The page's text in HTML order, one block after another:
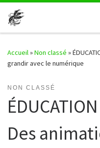
Passer au contenu
Accueil»Non classé »
grandir avec le numérique
NON CLASSÉ
Des